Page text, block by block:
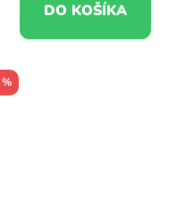
DO KOŠÍKA